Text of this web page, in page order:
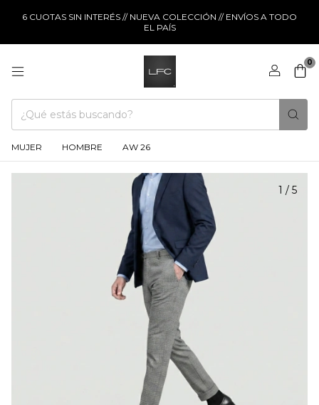
6 CUOTAS SIN INTERÉS // NUEVA COLECCIÓN // ENVÍOS A TODO
EL PAÍS
0
MUJER HOMBRE AW 26
1 / 5